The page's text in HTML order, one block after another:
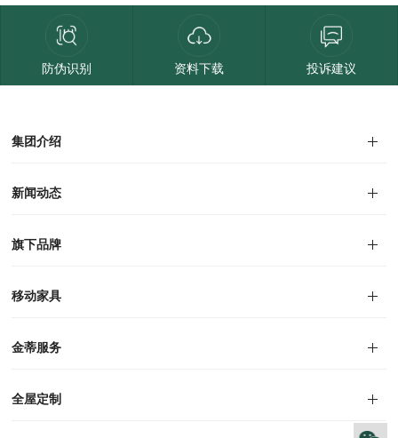
防伪识别 资料下载 投诉建议
集团介绍
集团介绍
企业文化
人才招聘
商学院
VR全景展厅
董事长介绍
新闻动态
对外公告
家居资讯
旗下品牌
品牌文化
荣誉资质
产品专利
电子画册
移动家具
迪尚
西瑞
洛斯
里奥
洛卡
美舍
新古典
纯美
金蒂服务
售后服务
防伪识别
投诉建议
全屋定制